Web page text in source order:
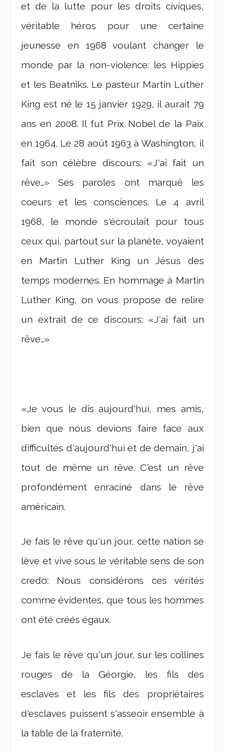
et de la lutte pour les droits civiques,
véritable héros pour une certaine
jeunesse en 1968 voulant changer le
monde par la non-violence: les Hippies
et les Beatniks. Le pasteur Martin Luther
King est né le 15 janvier 1929, il aurait 79
ans en 2008. Il fut Prix Nobel de la Paix
en 1964. Le 28 août 1963 à Washington, il
fait son célèbre discours: «J'ai fait un
rêve…» Ses paroles ont marqué les
coeurs et les consciences. Le 4 avril
1968, le monde s'écroulait pour tous
ceux qui, partout sur la planète, voyaient
en Martin Luther King un Jésus des
temps modernes. En hommage à Martin
Luther King, on vous propose de relire
un extrait de ce discours: «J'ai fait un
rêve…»
«Je vous le dis aujourd'hui, mes amis,
bien que nous devions faire face aux
difficultés d'aujourd'hui et de demain, j'ai
tout de même un rêve. C'est un rêve
profondément enraciné dans le rêve
américain.
Je fais le rêve qu'un jour, cette nation se
lève et vive sous le véritable sens de son
credo: Nous considérons ces vérités
comme évidentes, que tous les hommes
ont été créés égaux.
Je fais le rêve qu'un jour, sur les collines
rouges de la Géorgie, les fils des
esclaves et les fils des propriétaires
d'esclaves puissent s'asseoir ensemble à
la table de la fraternité.